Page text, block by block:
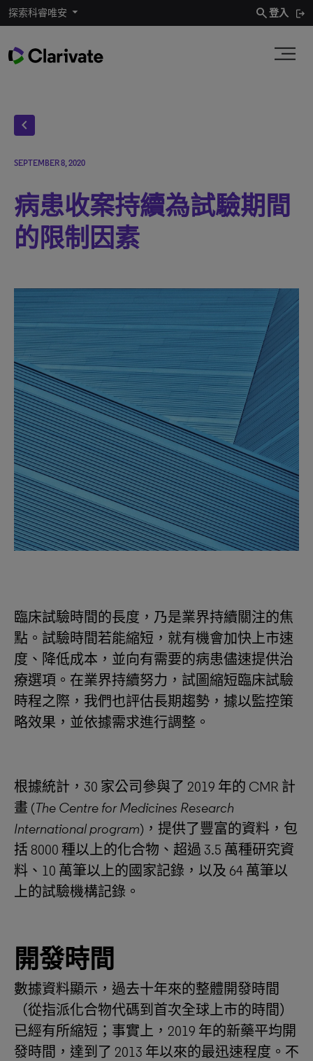
探索科睿唯安 search登入
chevron_left
SEPTEMBER 8, 2020
病患收案持續為試驗期間
的限制因素
臨床試驗時間的長度，乃是業界持續關注的焦
點。試驗時間若能縮短，就有機會加快上市速
度、降低成本，並向有需要的病患儘速提供治
療選項。在業界持續努力，試圖縮短臨床試驗
時程之際，我們也評估長期趨勢，據以監控策
略效果，並依據需求進行調整。
根據統計，30 家公司參與了 2019 年的 CMR 計
畫 (The Centre for Medicines Research
International program)，提供了豐富的資料，包
括 8000 種以上的化合物、超過 3.5 萬種研究資
料、10 萬筆以上的國家記錄，以及 64 萬筆以
上的試驗機構記錄。
開發時間
數據資料顯示，過去十年來的整體開發時間
（從指派化合物代碼到首次全球上市的時間）
已經有所縮短；事實上，2019 年的新藥平均開
發時間，達到了 2013 年以來的最迅速程度。不